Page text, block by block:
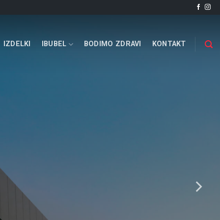
IZDELKI IBUBEL BODIMO ZDRAVI KONTAKT